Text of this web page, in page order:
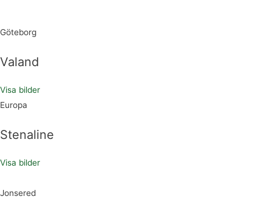
Göteborg
Valand
Visa bilder
Europa
Stenaline
Visa bilder
Jonsered